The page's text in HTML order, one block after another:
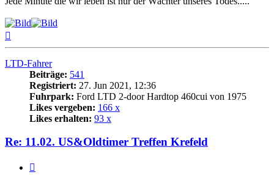
LTD-Fahrer
Beiträge: 541
Registriert: 27. Jun 2021, 12:36
Fuhrpark: Ford LTD 2-door Hardtop 460cui von 1975
Likes vergeben: 166 x
Likes erhalten: 93 x
Re: 11.02. US&Oldtimer Treffen Krefeld